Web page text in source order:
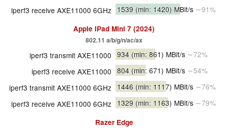
iperf3 receive AXE11000 6GHz 1539 (min: 1420) MBit/s ∼91%
Apple iPad Mini 7 (2024)
802.11 a/b/g/n/ac/ax
iperf3 transmit AXE11000 934 (min: 861) MBit/s ∼72%
iperf3 receive AXE11000 804 (min: 671) MBit/s ∼54%
iperf3 transmit AXE11000 6GHz 1446 (min: 1117) MBit/s ∼76%
iperf3 receive AXE11000 6GHz 1329 (min: 1163) MBit/s ∼79%
Razer Edge